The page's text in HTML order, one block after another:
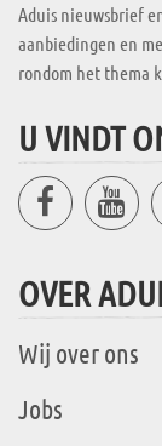
Aduis nieuwsbrief
aanbiedingen en
rondom het thema
U VINDT
OVER
Wij over ons
Jobs